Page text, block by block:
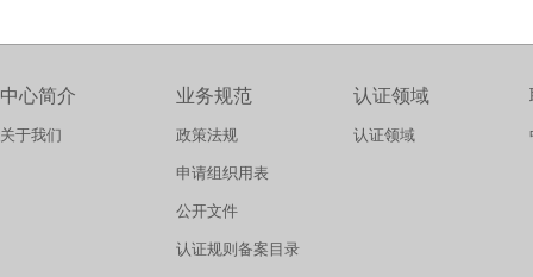
中心简介
关于我们
业务规范
政策法规
申请组织用表
公开文件
认证规则备案目录
认证领域
认证领域